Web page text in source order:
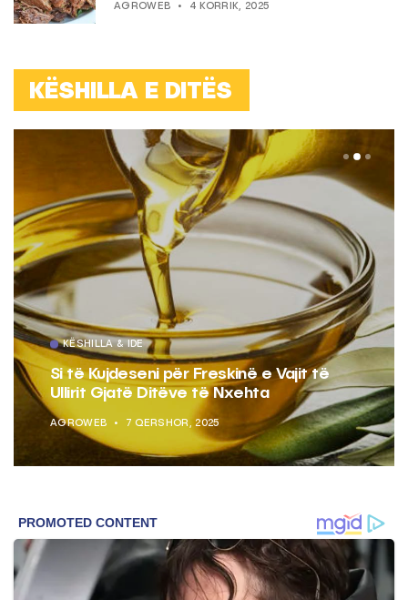
AGROWEB 4 KORRIK, 2025
KËSHILLA E DITËS
KËSHILLA & IDE
Si të Kujdeseni për Freskinë e Vajit të
Ullirit Gjatë Ditëve të Nxehta
AGROWEB 7 QERSHOR, 2025